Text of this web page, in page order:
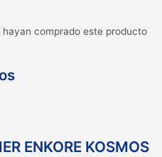
hayan comprado este producto
ENKORE KOSMOS